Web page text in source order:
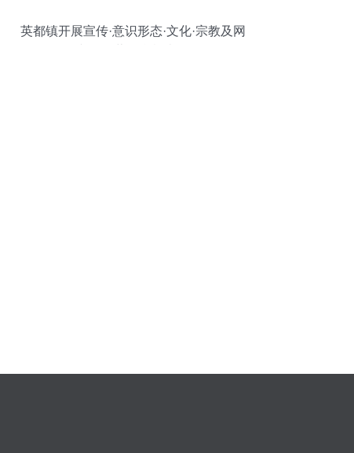
英都镇开展宣传·意识形态·文化·宗教及网